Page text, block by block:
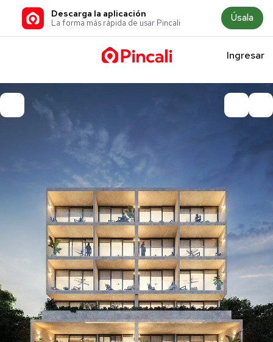
Descarga la aplicación
La forma más rápida de usar Pincali Úsala
Ingresar